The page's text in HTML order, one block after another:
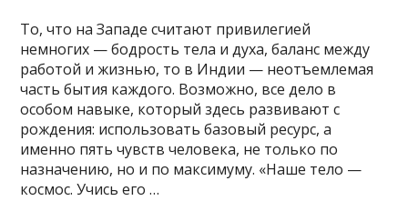
То, что на Западе считают привилегией
немногих — бодрость тела и духа, баланс между
работой и жизнью, то в Индии — неотъемлемая
часть бытия каждого. Возможно, все дело в
особом навыке, который здесь развивают с
рождения: использовать базовый ресурс, а
именно пять чувств человека, не только по
назначению, но и по максимуму. «Наше тело —
космос. Учись его …